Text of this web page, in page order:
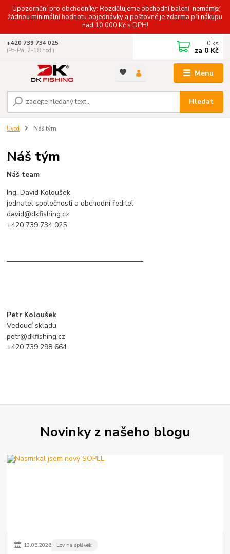
Upozornění pro obchodníky: Rozdělujeme obchodní balení, nemáme
žádnou minimální hodnotu objednávky a poštovné je zdarma při nákupu
nad 10 000 Kč s DPH!
Menu
Hledat
+420 739 734 025
(Po-Pá, 7-18 hod.)
0 ks
za 0 Kč
Úvod Náš tým
Náš tým
Náš team
Ing. David Koloušek
jednatel společnosti a obchodní ředitel
david@dkfishing.cz
+420 739 734 025
———————————————————
Petr Koloušek
Vedoucí skladu
petr@dkfishing.cz
+420 739 298 664
Novinky z našeho blogu
13.05.2026 Lov na splávek